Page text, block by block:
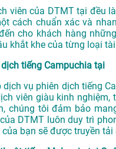
viên của DTMT tại đều
cách chuẩn xác và
cho khách hàng
khắt khe của từng loại
tiếng Campuchia tại
dịch vụ phiên dịch tiếng
viên giàu kinh
chúng tôi đảm bảo
DTMT luôn duy trì
bạn sẽ được truyền